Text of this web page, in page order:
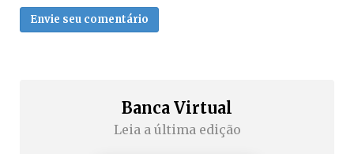
Envie seu comentário
Banca Virtual
Leia a última edição